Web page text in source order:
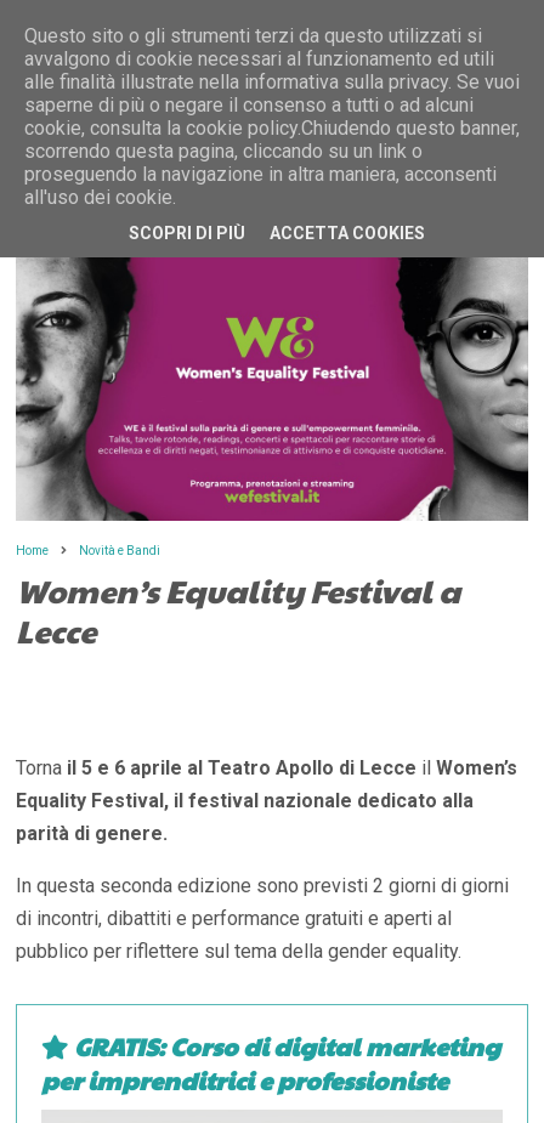
MENU
Home Novità e Bandi
Women’s Equality Festival a
Lecce
Torna il 5 e 6 aprile al Teatro Apollo di Lecce ilWomen’s
Equality Festival, il festival nazionale dedicato alla
parità di genere.
In questa seconda edizione sono previsti 2 giorni di giorni
di incontri, dibattiti e performance gratuiti e aperti al
pubblico per riflettere sul tema della gender equality.
GRATIS: Corso di digital marketing
per imprenditrici e professioniste
Questo sito o gli strumenti terzi da questo utilizzati si
avvalgono di cookie necessari al funzionamento ed utili
alle finalità illustrate nella informativa sulla privacy. Se vuoi
saperne di più o negare il consenso a tutti o ad alcuni
cookie, consulta la cookie policy.Chiudendo questo banner,
scorrendo questa pagina, cliccando su un link o
proseguendo la navigazione in altra maniera, acconsenti
all'uso dei cookie.
SCOPRI DI PIÙ ACCETTA COOKIES